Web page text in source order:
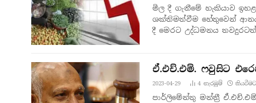
මිල දී ගැනීමේ හැකියාව
ශක්තිමත්වීම හේතුවෙන්
දී මෙරට උද්ධමනය
ඒ.එච්.එම්. ෆවුසිට
2023-04-29 4නැරඹු​ම්
පාර්ලිමේන්තු මන්ත්‍රී